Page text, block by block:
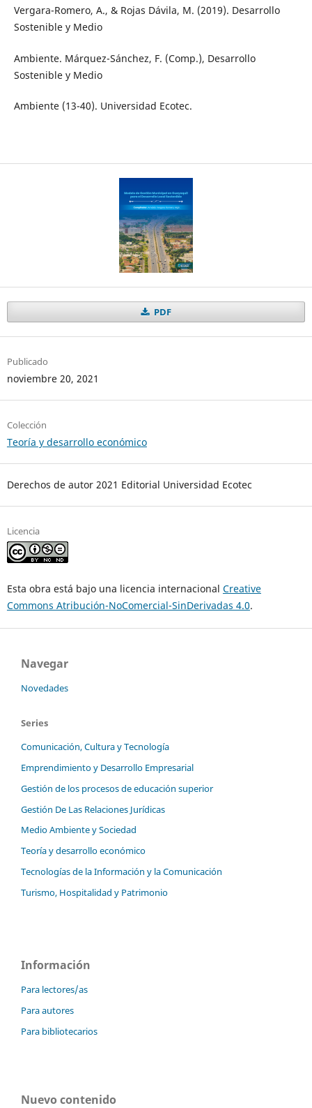
Vergara-Romero, A., & Rojas Dávila, M. (2019). Desarrollo
Sostenible y Medio
Ambiente. Márquez-Sánchez, F. (Comp.), Desarrollo
Sostenible y Medio
Ambiente (13-40). Universidad Ecotec.
PDF
Publicado
noviembre 20, 2021
Colección
Teoría y desarrollo económico
Derechos de autor 2021 Editorial Universidad Ecotec
Licencia
Esta obra está bajo una licencia internacional Creative
Commons Atribución-NoComercial-SinDerivadas 4.0.
Navegar
Novedades
Series
Comunicación, Cultura y Tecnología
Emprendimiento y Desarrollo Empresarial
Gestión de los procesos de educación superior
Gestión De Las Relaciones Jurídicas
Medio Ambiente y Sociedad
Teoría y desarrollo económico
Tecnologías de la Información y la Comunicación
Turismo, Hospitalidad y Patrimonio
Información
Para lectores/as
Para autores
Para bibliotecarios
Nuevo contenido